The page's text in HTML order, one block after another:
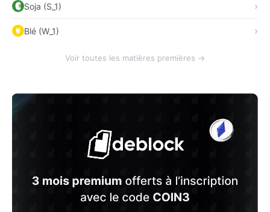
Soja (S_1)
Blé (W_1)
Voir toutes les matières premières →